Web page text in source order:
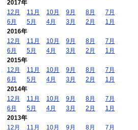
2017年
12月
11月 10月 9月 8月
7月
6月
5月 4月 3月 2月
1月
2016年
12月
11月 10月 9月 8月
7月
6月
5月 4月 3月 2月
1月
2015年
12月
11月 10月 9月 8月
7月
6月
5月 4月 3月 2月
1月
2014年
12月
11月 10月 9月 8月
7月
6月
5月 4月 3月 2月
1月
2013年
12月
11月 10月 9月 8月 7月